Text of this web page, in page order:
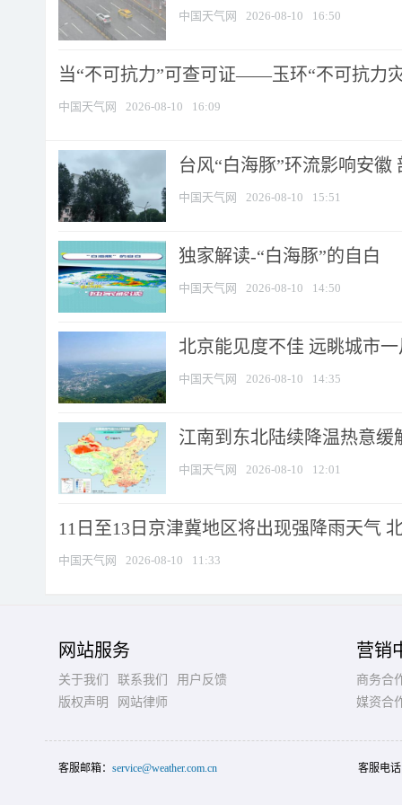
中国天气网 2026-08-10 16:50
当“不可抗力”可查可证——玉环“不可抗力
中国天气网 2026-08-10 16:09
台风“白海豚”环流影响安
中国天气网 2026-08-10 15:51
​独家解读-“白海豚”的自白
中国天气网 2026-08-10 14:50
北京能见度不佳 远眺城市
中国天气网 2026-08-10 14:35
江南到东北陆续降温热意缓
中国天气网 2026-08-10 12:01
11日至13日京津冀地区将出现强降雨天气
中国天气网 2026-08-10 11:33
网站服务
关于我们 联系我们
用户反馈
版权声明
网站律师
营销
商务合
媒资合
客服邮箱： service@weather.com.cn 客服电